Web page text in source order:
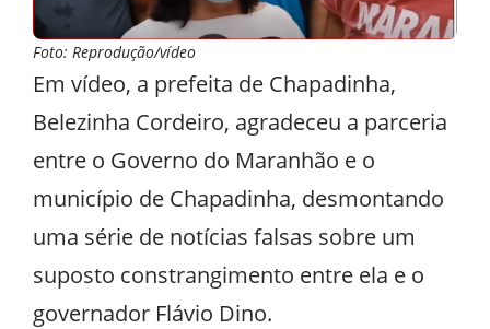
Foto: Reprodução/vídeo
Em vídeo, a prefeita de Chapadinha,
Belezinha Cordeiro, agradeceu a parceria
entre o Governo do Maranhão e o
município de Chapadinha, desmontando
uma série de notícias falsas sobre um
suposto constrangimento entre ela e o
governador Flávio Dino.